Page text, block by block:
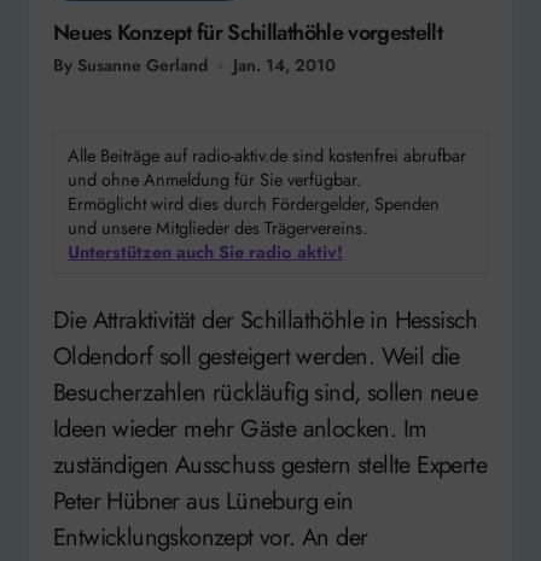
Neues Konzept für Schillathöhle vorgestellt
By Susanne Gerland Jan. 14, 2010
Alle Beiträge auf radio-aktiv.de sind kostenfrei abrufbar
und ohne Anmeldung für Sie verfügbar.
Ermöglicht wird dies durch Fördergelder, Spenden
und unsere Mitglieder des Trägervereins.
Unterstützen auch Sie radio aktiv!
Die Attraktivität der Schillathöhle in Hessisch
Oldendorf soll gesteigert werden. Weil die
Besucherzahlen rückläufig sind, sollen neue
Ideen wieder mehr Gäste anlocken. Im
zuständigen Ausschuss gestern stellte Experte
Peter Hübner aus Lüneburg ein
Entwicklungskonzept vor. An der